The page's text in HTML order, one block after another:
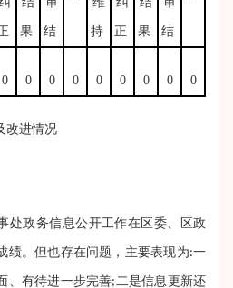
果 结 持 正 果 结
0 0 0 0 0 0 0 0 0
改进情况
处政务信息公开工作在区委、区政
绩。但也存在问题，主要表现为:一
、有待进一步完善;二是信息更新还